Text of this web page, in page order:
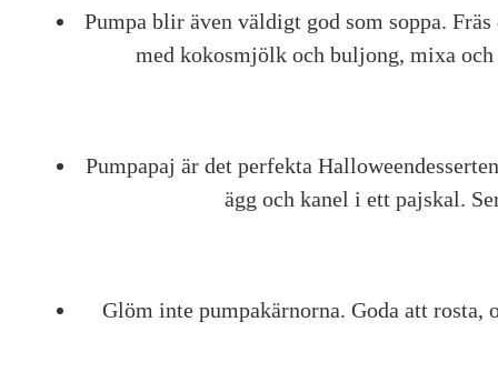
Pumpa blir även väldigt god som soppa.
med kokosmjölk och buljong, mixa
Pumpapaj är det perfekta
ägg och kanel i ett pajskal.
Glöm inte pumpakärnorna. Goda att